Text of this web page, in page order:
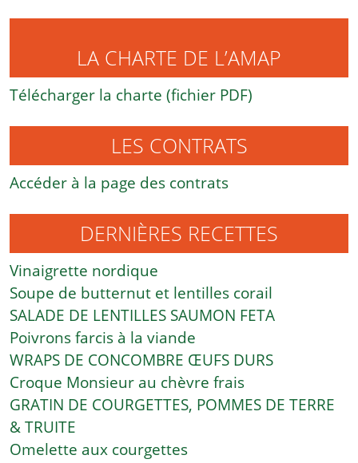
LA CHARTE DE L’AMAP
Télécharger la charte (fichier PDF)
LES CONTRATS
Accéder à la page des contrats
DERNIÈRES RECETTES
Vinaigrette nordique
Soupe de butternut et lentilles corail
SALADE DE LENTILLES SAUMON FETA
Poivrons farcis à la viande
WRAPS DE CONCOMBRE ŒUFS DURS
Croque Monsieur au chèvre frais
GRATIN DE COURGETTES, POMMES DE TERRE
& TRUITE
Omelette aux courgettes